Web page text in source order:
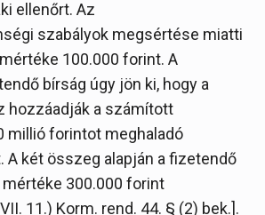
ellenőrt. Az
szabályok megsértése miatti
100.000 forint. A
bírság úgy jön ki, hogy a
hozzáadják a számított
millió forintot meghaladó
A két összeg alapján a fizetendő
300.000 forint
11.) Korm. rend. 44. § (2) bek.].